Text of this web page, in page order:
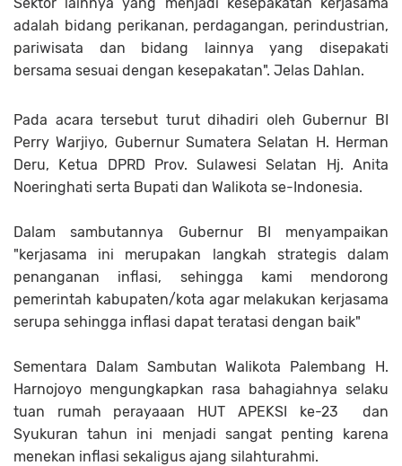
adalah bidang perikanan, perdagangan, perindustrian,
pariwisata dan bidang lainnya yang disepakati
bersama sesuai dengan kesepakatan". Jelas Dahlan.
Pada acara tersebut turut dihadiri oleh Gubernur BI
Perry Warjiyo, Gubernur Sumatera Selatan H. Herman
Deru, Ketua DPRD Prov. Sulawesi Selatan Hj. Anita
Noeringhati serta Bupati dan Walikota se-Indonesia.
Dalam sambutannya Gubernur BI menyampaikan
"kerjasama ini merupakan langkah strategis dalam
penanganan inflasi, sehingga kami mendorong
pemerintah kabupaten/kota agar melakukan kerjasama
serupa sehingga inflasi dapat teratasi dengan baik"
Sementara Dalam Sambutan Walikota Palembang H.
Harnojoyo mengungkapkan rasa bahagiahnya selaku
tuan rumah perayaaan HUT APEKSI ke-23 dan
Syukuran tahun ini menjadi sangat penting karena
menekan inflasi sekaligus ajang silahturahmi.